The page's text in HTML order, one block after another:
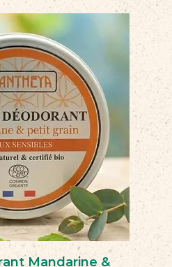
Mandarine &